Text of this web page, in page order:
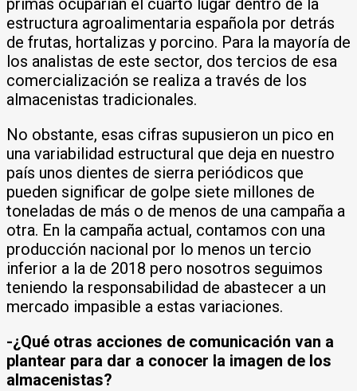
primas ocuparían el cuarto lugar dentro de la
estructura agroalimentaria española por detrás
de frutas, hortalizas y porcino. Para la mayoría de
los analistas de este sector, dos tercios de esa
comercialización se realiza a través de los
almacenistas tradicionales.
No obstante, esas cifras supusieron un pico en
una variabilidad estructural que deja en nuestro
país unos dientes de sierra periódicos que
pueden significar de golpe siete millones de
toneladas de más o de menos de una campaña a
otra. En la campaña actual, contamos con una
producción nacional por lo menos un tercio
inferior a la de 2018 pero nosotros seguimos
teniendo la responsabilidad de abastecer a un
mercado impasible a estas variaciones.
-¿Qué otras acciones de comunicación van a
plantear para dar a conocer la imagen de los
almacenistas?